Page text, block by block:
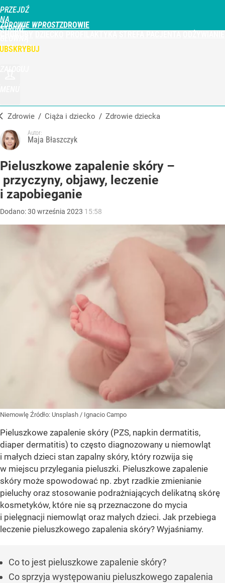
PRZEJDŹ
NA
STRONĘ
WPROST.PL
ZDROWIE WPROST
Zdrowie / Ciąża i dziecko / Zdrowie dziecka
Autor:
Maja Błaszczyk
Pieluszkowe zapalenie skóry –
przyczyny, objawy, leczenie
i zapobieganie
Dodano:30 września 2023 15:58
Niemowlę Źródło: Unsplash / Ignacio Campo
Pieluszkowe zapalenie skóry (PZS, napkin dermatitis,
diaper dermatitis) to często diagnozowany u niemowląt
i małych dzieci stan zapalny skóry, który rozwija się
w miejscu przylegania pieluszki. Pieluszkowe zapalenie
skóry może spowodować np. zbyt rzadkie zmienianie
pieluchy oraz stosowanie podrażniających delikatną skórę
kosmetyków, które nie są przeznaczone do mycia
i pielęgnacji niemowląt oraz małych dzieci. Jak przebiega
leczenie pieluszkowego zapalenia skóry? Wyjaśniamy.
Co to jest pieluszkowe zapalenie skóry?
Co sprzyja występowaniu pieluszkowego zapalenia